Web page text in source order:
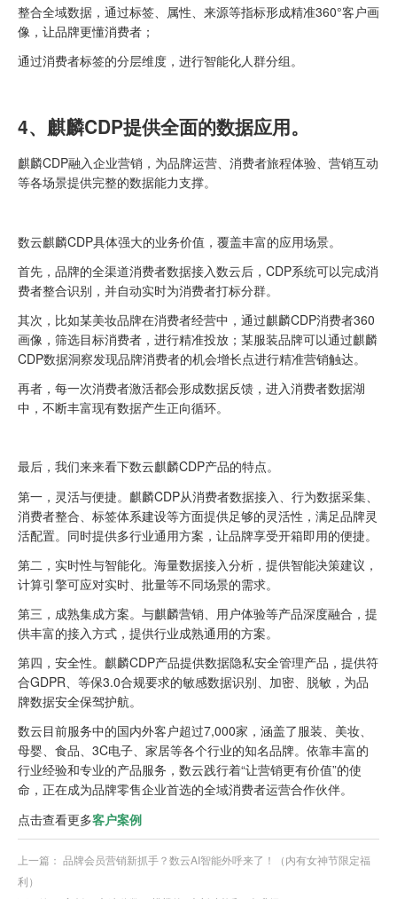
整合全域数据，通过标签、属性、来源等指标形成精准360°客户画
像，让品牌更懂消费者；
通过消费者标签的分层维度，进行智能化人群分组。
4、麒麟CDP提供全面的数据应用。
麒麟CDP融入企业营销，为品牌运营、消费者旅程体验、营销互动
等各场景提供完整的数据能力支撑。
数云麒麟CDP具体强大的业务价值，覆盖丰富的应用场景。
首先，品牌的全渠道消费者数据接入数云后，CDP系统可以完成消
费者整合识别，并自动实时为消费者打标分群。
其次，比如某美妆品牌在消费者经营中，通过麒麟CDP消费者360
画像，筛选目标消费者，进行精准投放；某服装品牌可以通过麒麟
CDP数据洞察发现品牌消费者的机会增长点进行精准营销触达。
再者，每一次消费者激活都会形成数据反馈，进入消费者数据湖
中，不断丰富现有数据产生正向循环。
最后，我们来来看下数云麒麟CDP产品的特点。
第一，灵活与便捷。麒麟CDP从消费者数据接入、行为数据采集、
消费者整合、标签体系建设等方面提供足够的灵活性，满足品牌灵
活配置。同时提供多行业通用方案，让品牌享受开箱即用的便捷。
第二，实时性与智能化。海量数据接入分析，提供智能决策建议，
计算引擎可应对实时、批量等不同场景的需求。
第三，成熟集成方案。与麒麟营销、用户体验等产品深度融合，提
供丰富的接入方式，提供行业成熟通用的方案。
第四，安全性。麒麟CDP产品提供数据隐私安全管理产品，提供符
合GDPR、等保3.0合规要求的敏感数据识别、加密、脱敏，为品
牌数据安全保驾护航。
数云目前服务中的国内外客户超过7,000家，涵盖了服装、美妆、
母婴、食品、3C电子、家居等各个行业的知名品牌。依靠丰富的
行业经验和专业的产品服务，数云践行着“让营销更有价值”的使
命，正在成为品牌零售企业首选的全域消费者运营合作伙伴。
点击查看更多客户案例
上一篇： 品牌会员营销新抓手？数云AI智能外呼来了！（内有女神节限定福
利）